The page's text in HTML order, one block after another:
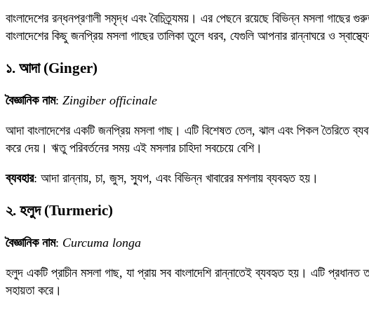
গাছের
তালিকা:
বাংলাদেশের রন্ধনপ্রণালী সমৃদ্ধ এবং বৈচিত্র্যময়। এর পেছনে রয়েছে বিভিন্ন মসলা
বাংলাদেশের কিছু জনপ্রিয় মসলা গাছের তালিকা তুলে ধরব, যেগুলি আপনার রান্নাঘরে ও
১. আদা (Ginger)
বৈজ্ঞানিক নাম: Zingiber officinale
আদা বাংলাদেশের একটি জনপ্রিয় মসলা গাছ। এটি বিশেষত তেল, ঝাল এবং পিকল তৈরিতে
করে দেয়। ঋতু পরিবর্তনের সময় এই মসলার চাহিদা সবচেয়ে বেশি।
ব্যবহার: আদা রান্নায়, চা, জুস, স্যুপ, এবং বিভিন্ন খাবারের মশলায় ব্যবহৃত হয়।
২. হলুদ (Turmeric)
বৈজ্ঞানিক নাম: Curcuma longa
হলুদ একটি প্রাচীন মসলা গাছ, যা প্রায় সব বাংলাদেশি রান্নাতেই ব্যবহৃত হয়। এটি
সহায়তা করে।